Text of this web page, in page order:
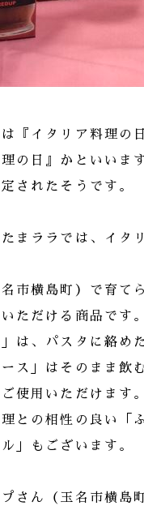
『イタリア料理の
の日』かといいま
されたそうです。
まララでは、イタ
市横島町）で育て
ただける商品です。
」は、パスタに絡
ス」はそのまま飲
使用いただけます。
との相性の良い「
」もございます。
さん（玉名市横島